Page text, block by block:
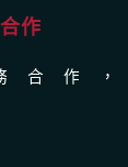
作
合作，